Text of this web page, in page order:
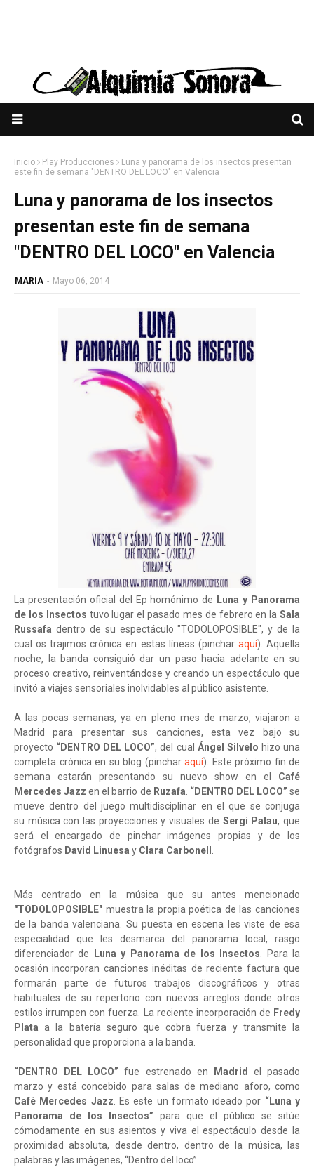
Inicio Play Producciones
Luna y panorama de los insectos presentan
este fin de semana "DENTRO DEL LOCO" en Valencia
Luna y panorama de los insectos
presentan este fin de semana
"DENTRO DEL LOCO" en Valencia
MARIA - Mayo 06, 2014
La presentación oficial del Ep homónimo de Luna y Panorama
de los Insectos tuvo lugar el pasado mes de febrero en laSala
Russafa dentro de su espectáculo "TODOLOPOSIBLE", y de la
cual os trajimos crónica en estas líneas (pinchar aquí). Aquella
noche, la banda consiguió dar un paso hacia adelante en su
proceso creativo, reinventándose y creando un espectáculo que
invitó a viajes sensoriales inolvidables al público asistente.
A las pocas semanas, ya en pleno mes de marzo, viajaron a
Madrid para presentar sus canciones, esta vez bajo su
proyecto “DENTRO DEL LOCO”, del cual Ángel Silvelo hizo una
completa crónica en su blog (pinchar aquí). Este próximo fin de
semana estarán presentando su nuevo show en el Café
Mercedes Jazzen el barrio de Ruzafa. “DENTRO DEL LOCO” se
mueve dentro del juego multidisciplinar en el que se conjuga
su música con las proyecciones y visuales de Sergi Palau, que
será el encargado de pinchar imágenes propias y de los
fotógrafos David Linuesa y Clara Carbonell .
Más centrado en la música que su antes mencionado
"TODOLOPOSIBLE" muestra la propia poética de las canciones
de la banda valenciana. Su puesta en escena les viste de esa
especialidad que les desmarca del panorama local, rasgo
diferenciador de
Luna y Panorama de los Insectos. Para la
ocasión incorporan canciones inéditas de reciente factura que
formarán parte de futuros trabajos discográficos y otras
habituales de su repertorio con nuevos arreglos donde otros
estilos irrumpen con fuerza. La reciente incorporación de Fredy
Plata a la batería seguro que cobra fuerza y transmite la
personalidad que proporciona a la banda.
“DENTRO DEL LOCO” fue estrenado en Madrid el pasado
marzo y está concebido para salas de mediano aforo, como
Café Mercedes Jazz. Es este un formato ideado por “Luna y
Panorama de los Insectos” para que el público se sitúe
cómodamente en sus asientos y viva el espectáculo desde la
proximidad absoluta, desde dentro, dentro de la música, las
palabras y las imágenes, “Dentro del loco”.